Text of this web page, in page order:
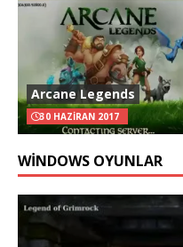
Arcane Legends
30 HAZIRAN 2017
WINDOWS OYUNLAR